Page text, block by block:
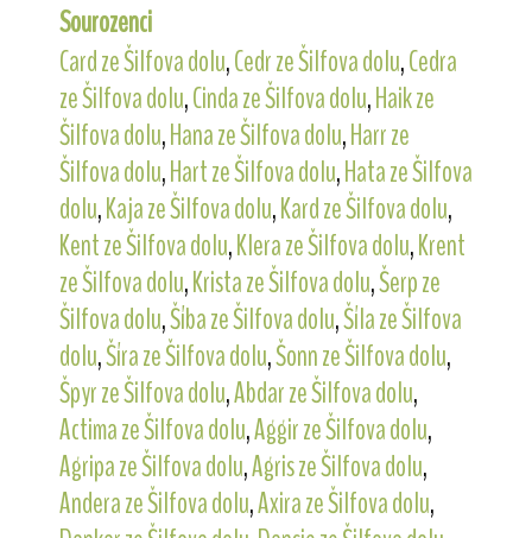
Sourozenci
Card ze Šilfova dolu,Cedr ze Šilfova dolu,Cedra
ze Šilfova dolu,Cinda ze Šilfova dolu,Haik ze
Šilfova dolu,Hana ze Šilfova dolu,Harr ze
Šilfova dolu,Hart ze Šilfova dolu,Hata ze Šilfova
dolu,Kaja ze Šilfova dolu,Kard ze Šilfova dolu,
Kent ze Šilfova dolu,Klera ze Šilfova dolu,Krent
ze Šilfova dolu,Krista ze Šilfova dolu,Šerp ze
Šilfova dolu,Šíba ze Šilfova dolu,Šíla ze Šilfova
dolu,Šíra ze Šilfova dolu,Šonn ze Šilfova dolu,
Špyr ze Šilfova dolu,Abdar ze Šilfova dolu,
Actima ze Šilfova dolu,Aggir ze Šilfova dolu,
Agripa ze Šilfova dolu,Agris ze Šilfova dolu,
Andera ze Šilfova dolu,Axira ze Šilfova dolu,